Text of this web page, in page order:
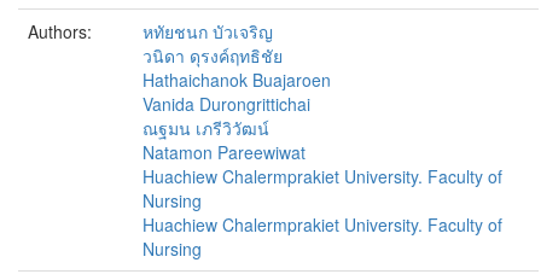
Authors:
หทัยชนก บัวเจริญ
วนิดา ดุรงค์ฤทธิชัย
Hathaichanok Buajaroen
Vanida Durongrittichai
ณฐมน เภรีวิวัฒน์
Natamon Pareewiwat
Huachiew Chalermprakiet University. Faculty of
Nursing
Huachiew Chalermprakiet University. Faculty of
Nursing